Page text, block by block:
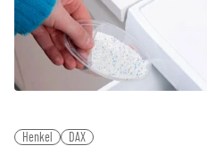
Henkel DAX